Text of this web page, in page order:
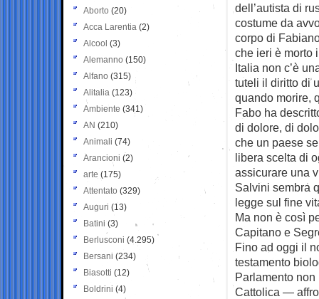
dell’autista di
costume da
corpo di
che ieri è morto
Italia non c’è
tuteli il diritto di
quando morire,
Fabo ha
di dolore, di
che un paese
libera scelta di
assicurare una
Salvini sembra
legge sul fine
Ma non è così
Capitano e
Fino ad oggi il
testamento
Parlamento
Cattolica —
Aborto (20)
Acca Larentia (2)
Alcool (3)
Alemanno (150)
Alfano (315)
Alitalia (123)
Ambiente (341)
AN (210)
Animali (74)
Arancioni (2)
arte (175)
Attentato (329)
Auguri (13)
Batini (3)
Berlusconi (4.295)
Bersani (234)
Biasotti (12)
Boldrini (4)